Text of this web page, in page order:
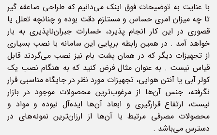
با عنایت به توضیحات فوق اینک می‌دانیم که طراحی صاعقه گیر
تا چه میزان امری حساس و مستلزم دقت بوده و چنانچه تعلل یا
قصوری در این کار انجام پذیرد، خسارات جبران‌ناپذیری به بار
خواهد آمد . در همین رابطه برپایی این سامانه با نصب بسیاری
از تجهیزات دیگر که در همان پشت بام نیز نصب می‌گردند قابل
قیاس نیست . به عنوان مثال فرض کنید که به هنگام نصب یک
کولر آبی یا آنتن هوایی، تجهیزات مورد نظر در جایگاه مناسبی قرار
نگرفته، جنس آن‌ها از مرغوب‌ترین محصولات موجود در بازار
نیست، ارتفاع قرارگیری و ابعاد آن‌ها ایده‌آل نبوده و مواد و
محصولات مصرفی مرتبط با آن‌ها از ارزان‌ترین نمونه‌های در
دسترس می‌باشد .